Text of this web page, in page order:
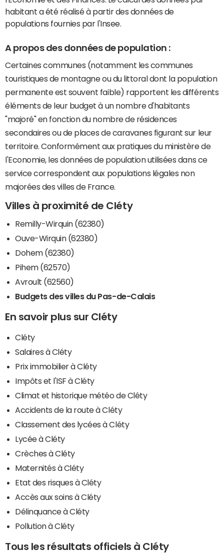
habitant a été réalisé à partir des données de
populations fournies par l'Insee.
A propos des données de population :
Certaines communes (notamment les communes
touristiques de montagne ou du littoral dont la population
permanente est souvent faible) rapportent les différents
éléments de leur budget à un nombre d'habitants
"majoré" en fonction du nombre de résidences
secondaires ou de places de caravanes figurant sur leur
territoire. Conformément aux pratiques du ministère de
l'Economie, les données de population utilisées dans ce
service correspondent aux populations légales non
majorées des villes de France.
Villes à proximité de Cléty
Remilly-Wirquin (62380)
Ouve-Wirquin (62380)
Dohem (62380)
Pihem (62570)
Avroult (62560)
Budgets des villes du Pas-de-Calais
En savoir plus sur Cléty
Cléty
Salaires à Cléty
Prix immobilier à Cléty
Impôts et l'ISF à Cléty
Climat et historique météo de Cléty
Accidents de la route à Cléty
Classement des lycées à Cléty
Lycée à Cléty
Crèches à Cléty
Maternités à Cléty
Etat des risques à Cléty
Accès aux soins à Cléty
Délinquance à Cléty
Pollution à Cléty
Tous les résultats officiels à Cléty